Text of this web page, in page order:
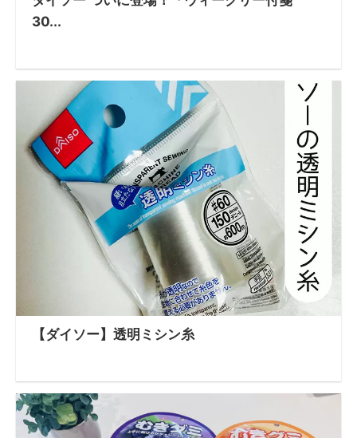
30...
【ダイソー】透明ミシン糸